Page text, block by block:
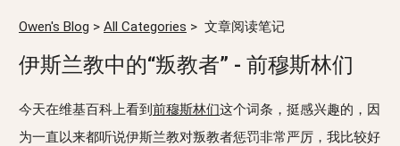
Owen's Blog > All Categories > 文章阅读笔记
伊斯兰教中的“叛教者” - 前穆斯林们
今天在维基百科上看到 前穆斯林们这个词条，挺感兴趣的，因
为一直以来都听说伊斯兰教对叛教者惩罚非常严厉，我比较好